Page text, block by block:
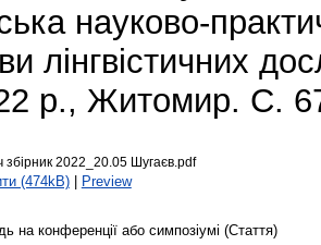
науково-
лінгвістичних
р., Житомир. С.
збірник 2022_20.05 Шугаєв.pdf
(474kB)| Preview
на конференції або симпозіумі (Стаття)